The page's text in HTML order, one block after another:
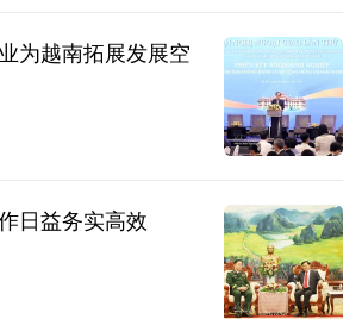
为越南拓展发展空
日益务实高效